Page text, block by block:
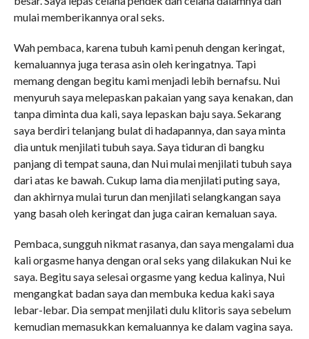
mulai memberikannya oral seks.
Wah pembaca, karena tubuh kami penuh dengan keringat,
kemaluannya juga terasa asin oleh keringatnya. Tapi
memang dengan begitu kami menjadi lebih bernafsu. Nui
menyuruh saya melepaskan pakaian yang saya kenakan, dan
tanpa diminta dua kali, saya lepaskan baju saya. Sekarang
saya berdiri telanjang bulat di hadapannya, dan saya minta
dia untuk menjilati tubuh saya. Saya tiduran di bangku
panjang di tempat sauna, dan Nui mulai menjilati tubuh saya
dari atas ke bawah. Cukup lama dia menjilati puting saya,
dan akhirnya mulai turun dan menjilati selangkangan saya
yang basah oleh keringat dan juga cairan kemaluan saya.
Pembaca, sungguh nikmat rasanya, dan saya mengalami dua
kali orgasme hanya dengan oral seks yang dilakukan Nui ke
saya. Begitu saya selesai orgasme yang kedua kalinya, Nui
mengangkat badan saya dan membuka kedua kaki saya
lebar-lebar. Dia sempat menjilati dulu klitoris saya sebelum
kemudian memasukkan kemaluannya ke dalam vagina saya.